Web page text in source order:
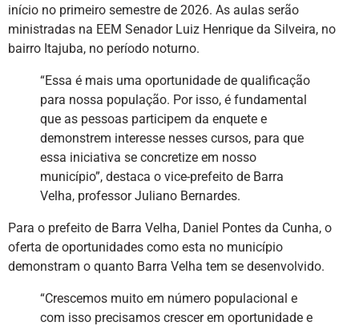
início no primeiro semestre de 2026. As aulas serão
ministradas na EEM Senador Luiz Henrique da Silveira, no
bairro Itajuba, no período noturno.
“Essa é mais uma oportunidade de qualificação
para nossa população. Por isso, é fundamental
que as pessoas participem da enquete e
demonstrem interesse nesses cursos, para que
essa iniciativa se concretize em nosso
município”, destaca o vice-prefeito de Barra
Velha, professor Juliano Bernardes.
Para o prefeito de Barra Velha, Daniel Pontes da Cunha, o
oferta de oportunidades como esta no município
demonstram o quanto Barra Velha tem se desenvolvido.
“Crescemos muito em número populacional e
com isso precisamos crescer em oportunidade e